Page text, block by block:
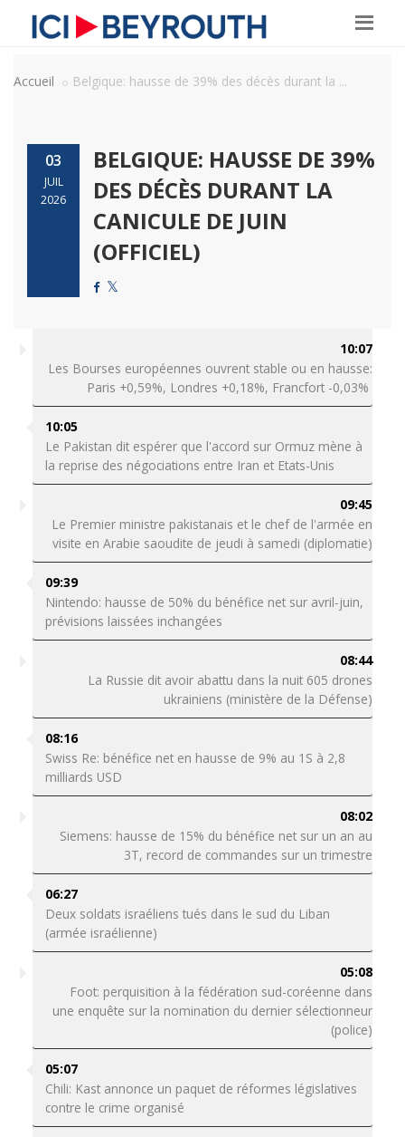
Accueil Belgique: hausse de 39% des décès durant la ...
03
JUIL
2026
BELGIQUE: HAUSSE DE 39%
DES DÉCÈS DURANT LA
CANICULE DE JUIN
(OFFICIEL)
10:07
Les Bourses européennes ouvrent stable ou en hausse:
Paris +0,59%, Londres +0,18%, Francfort -0,03%
10:05
Le Pakistan dit espérer que l'accord sur Ormuz mène à
la reprise des négociations entre Iran et Etats-Unis
09:45
Le Premier ministre pakistanais et le chef de l'armée en
visite en Arabie saoudite de jeudi à samedi (diplomatie)
09:39
Nintendo: hausse de 50% du bénéfice net sur avril-juin,
prévisions laissées inchangées
08:44
La Russie dit avoir abattu dans la nuit 605 drones
ukrainiens (ministère de la Défense)
08:16
Swiss Re: bénéfice net en hausse de 9% au 1S à 2,8
milliards USD
08:02
Siemens: hausse de 15% du bénéfice net sur un an au
3T, record de commandes sur un trimestre
06:27
Deux soldats israéliens tués dans le sud du Liban
(armée israélienne)
05:08
Foot: perquisition à la fédération sud-coréenne dans
une enquête sur la nomination du dernier sélectionneur
(police)
05:07
Chili: Kast annonce un paquet de réformes législatives
contre le crime organisé